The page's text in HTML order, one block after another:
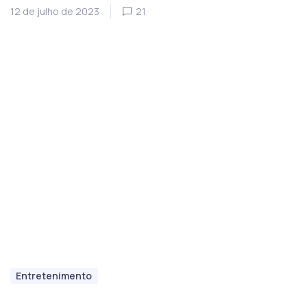
12 de julho de 2023 21
Entretenimento